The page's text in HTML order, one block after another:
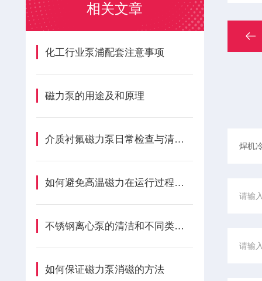
相关文章
化工行业泵浦配套注意事项
磁力泵的用途及和原理
介质衬氟磁力泵日常检查与清洁的具体步骤及注意事项
如何避免高温磁力在运行过程上产生泵噪音
不锈钢离心泵的清洁和不同类产品的安装使用
如何保证磁力泵消磁的方法